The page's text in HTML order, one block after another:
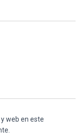
web en este